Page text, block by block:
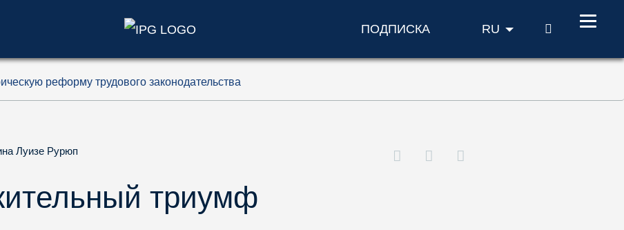
ПОДПИСКА RU ПОИСК
реформу трудового законодательства
Луизе Рурюп
триумф